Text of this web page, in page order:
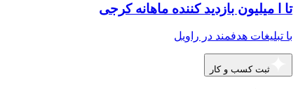
تا ا میلیون بازدید کننده ماهانه کرجی
با تبلیغات هدفمند در راویل
ثبت کسب و کار